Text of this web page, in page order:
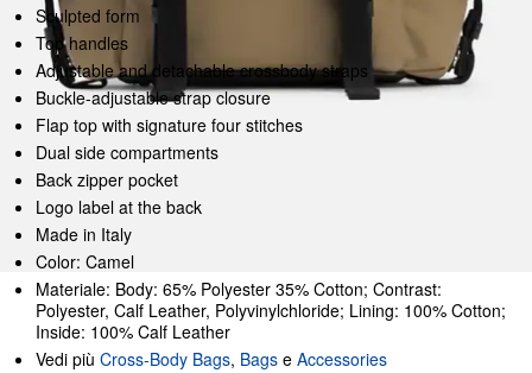
Sculpted form
Top handles
Adjustable and detachable crossbody straps
Buckle-adjustable strap closure
Flap top with signature four stitches
Dual side compartments
Back zipper pocket
Logo label at the back
Made in Italy
Color: Camel
Materiale: Body: 65% Polyester 35% Cotton; Contrast:
Polyester, Calf Leather, Polyvinylchloride; Lining: 100% Cotton;
Inside: 100% Calf Leather
Vedi più Cross-Body Bags, Bags e Accessories